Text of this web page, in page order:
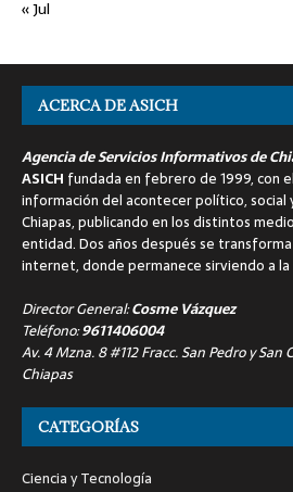
« Jul
ACERCA DE ASICH
Agencia de Servicios Informativos de
ASICH fundada en febrero de 1999, con
información del acontecer político, social
Chiapas, publicando en los distintos
entidad. Dos años después se
internet, donde permanece sirviendo a la
Director General:Cosme Vázquez
Teléfono:9611406004
Av. 4 Mzna. 8 #112 Fracc. San Pedro y
Chiapas
CATEGORÍAS
Ciencia y Tecnología